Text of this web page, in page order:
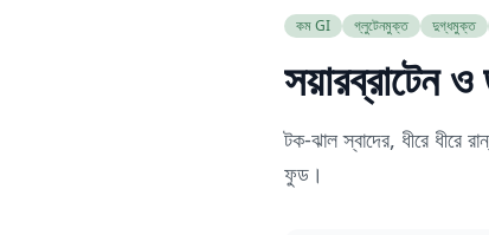
কম GI গ্লুটেনমুক্ত দুগ্ধমুক্ত
সয়ারব্রাটেন ও
টক-ঝাল স্বাদের, ধীরে ধীরে
ফুড।